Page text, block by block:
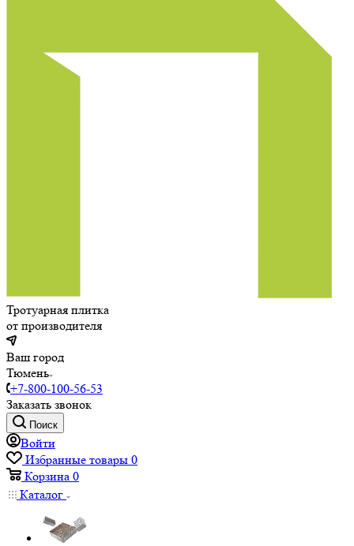
Тротуарная плитка
от производителя
Ваш город
Тюмень
+7-800-100-56-53
Заказать звонок
Поиск
Войти
Избранные товары 0
Корзина 0
Каталог